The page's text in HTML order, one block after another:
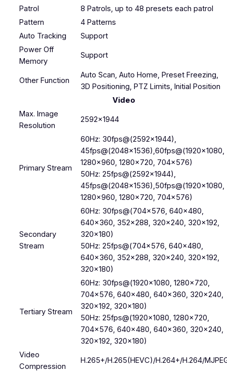
Patrol
8 Patrols, up to 48 presets each patrol
Pattern
4 Patterns
Auto Tracking
Support
Power Off
Memory
Support
Other Function
Auto Scan, Auto Home, Preset Freezing,
3D Positioning, PTZ Limits, Initial Position
Video
Max. Image
Resolution
2592×1944
Primary Stream
60Hz: 30fps@(2592×1944),
45fps@(2048×1536),60fps@(1920×1080,
1280×960, 1280×720, 704×576)
50Hz: 25fps@(2592×1944),
45fps@(2048×1536),50fps@(1920×1080,
1280×960, 1280×720, 704×576)
Secondary
Stream
60Hz: 30fps@(704×576, 640×480,
640×360, 352×288, 320×240, 320×192,
320×180)
50Hz: 25fps@(704×576, 640×480,
640×360, 352×288, 320×240, 320×192,
320×180)
Tertiary Stream
60Hz: 30fps@(1920×1080, 1280×720,
704×576, 640×480, 640×360, 320×240,
320×192, 320×180)
50Hz: 25fps@(1920×1080, 1280×720,
704×576, 640×480, 640×360, 320×240,
320×192, 320×180)
Video
Compression
H.265+/H.265(HEVC)/H.264+/H.264/